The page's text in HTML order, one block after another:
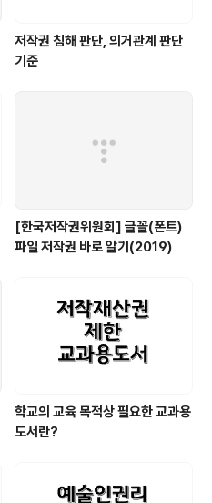
저작권 침해 판단, 의거관계 판단
기준
[한국저작권위원회] 글꼴(폰트)
파일 저작권 바로 알기(2019)
학교의 교육 목적상 필요한 교과용
도서란?